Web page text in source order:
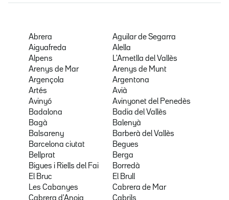
Abrera
Aguilar de Segarra
Aiguafreda
Alella
Alpens
L'Ametlla del Vallès
Arenys de Mar
Arenys de Munt
Argençola
Argentona
Artés
Avià
Avinyó
Avinyonet del Penedès
Badalona
Badia del Vallès
Bagà
Balenyà
Balsareny
Barberà del Vallès
Barcelona ciutat
Begues
Bellprat
Berga
Bigues i Riells del Fai
Borredà
El Bruc
El Brull
Les Cabanyes
Cabrera de Mar
Cabrera d'Anoia
Cabrils